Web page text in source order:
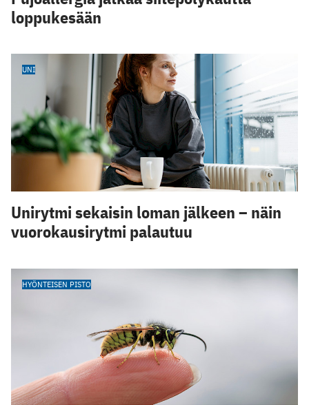
loppukesään
UNI
Unirytmi sekaisin loman jälkeen – näin
vuorokausirytmi palautuu
HYÖNTEISEN PISTO